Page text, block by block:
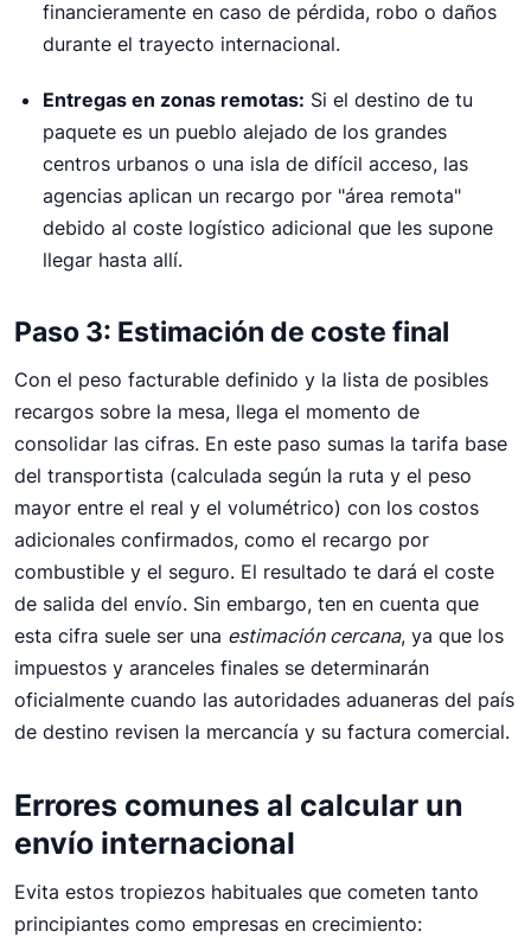
financieramente en caso de pérdida, robo o daños
durante el trayecto internacional.
Entregas en zonas remotas: Si el destino de tu
paquete es un pueblo alejado de los grandes
centros urbanos o una isla de difícil acceso, las
agencias aplican un recargo por "área remota"
debido al coste logístico adicional que les supone
llegar hasta allí.
Paso 3: Estimación de coste final
Con el peso facturable definido y la lista de posibles
recargos sobre la mesa, llega el momento de
consolidar las cifras. En este paso sumas la tarifa base
del transportista (calculada según la ruta y el peso
mayor entre el real y el volumétrico) con los costos
adicionales confirmados, como el recargo por
combustible y el seguro. El resultado te dará el coste
de salida del envío. Sin embargo, ten en cuenta que
esta cifra suele ser una estimación cercana, ya que los
impuestos y aranceles finales se determinarán
oficialmente cuando las autoridades aduaneras del país
de destino revisen la mercancía y su factura comercial.
Errores comunes al calcular un
envío internacional
Evita estos tropiezos habituales que cometen tanto
principiantes como empresas en crecimiento: